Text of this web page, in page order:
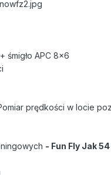
śmigło APC 8x6
prędkości w locie
- Fun Fly Jak